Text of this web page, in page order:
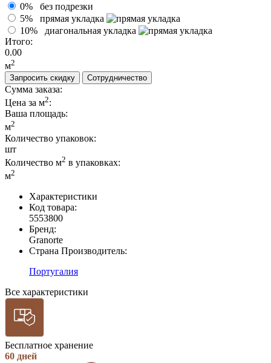
0% без подрезки
5% прямая укладка
10% диагональная укладка
Итого:
0.00
м2
Запросить скидку
Сотрудничество
Сумма заказа:
Цена за м2:
Ваша площадь:
м2
Количество упаковок:
шт
Количество м2 в упаковках:
м2
Характеристики
Код товара:
5553800
Бренд:
Granorte
Страна Производитель:
Португалия
Все характеристики
Бесплатное хранение
60 дней